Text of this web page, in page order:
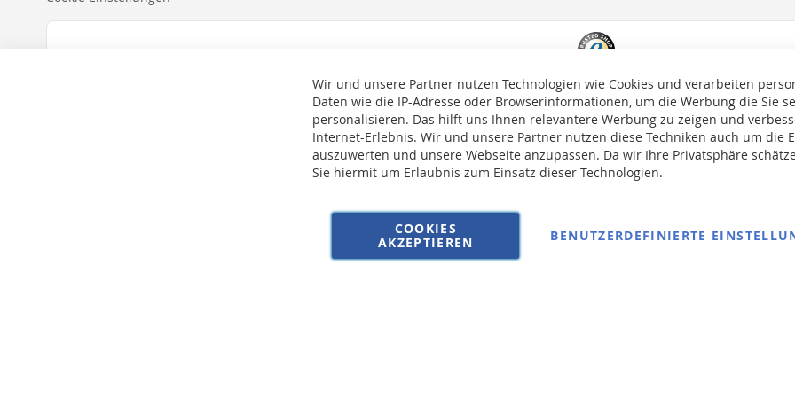
Wir und unsere Partner nutzen Technologien wie Cookies und verarbeiten
Daten wie die IP-Adresse oder Browserinformationen, um die Werbung die Sie
personalisieren. Das hilft uns Ihnen relevantere Werbung zu zeigen und
Internet-Erlebnis. Wir und unsere Partner nutzen diese Techniken auch um die
auszuwerten und unsere Webseite anzupassen. Da wir Ihre Privatsphäre
Sie hiermit um Erlaubnis zum Einsatz dieser Technologien.
COOKIES
AKZEPTIEREN
BENUTZERDEFINIERTE